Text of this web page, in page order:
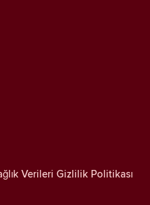
Verileri Gizlilik Politikası